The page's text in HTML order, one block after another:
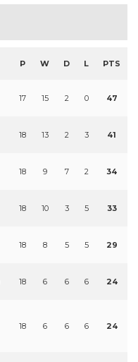
P W D L PTS
17 15 2 0 47
18 13 2 3 41
18 9 7 2 34
18 10 3 5 33
18 8 5 5 29
18 6 6 6 24
18 6 6 6 24